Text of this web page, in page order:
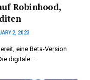
Robinhood,
2, 2023
eine Beta-Version
digitale…